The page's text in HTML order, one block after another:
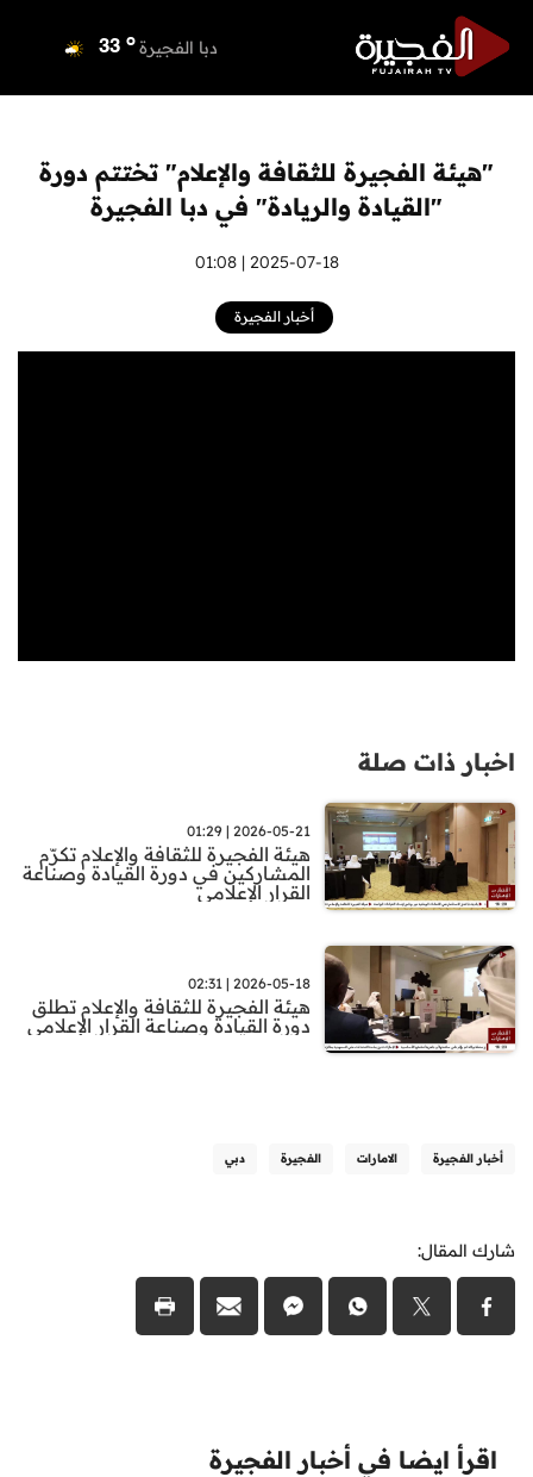
دبا الفجيرة 33 o
أم القيوين o
راس الخيمة 34 o
الفجيرة
"هيئة الفجيرة للثقافة والإعلام" تختتم دورة
"القيادة والريادة" في دبا الفجيرة
2025-07-18 | 01:08
أخبار الفجيرة
اخبار ذات صلة
2026-05-21 | 01:29
هيئة الفجيرة للثقافة والإعلام تكرّم
المشاركين في دورة القيادة وصناعة
القرار الإعلامي
2026-05-18 | 02:31
هيئة الفجيرة للثقافة والإعلام تطلق
دورة القيادة وصناعة القرار الإعلامي
أخبار الفجيرة الامارات الفجيرة دبي
شارك المقال:
اقرأ ايضا في أخبار الفجيرة